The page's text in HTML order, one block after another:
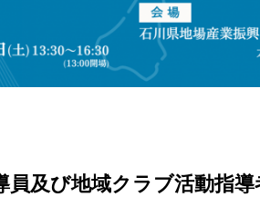
員及び地域クラブ活動指